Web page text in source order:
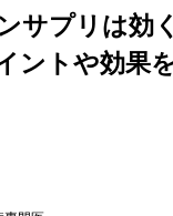
サプリは効
ントや効果